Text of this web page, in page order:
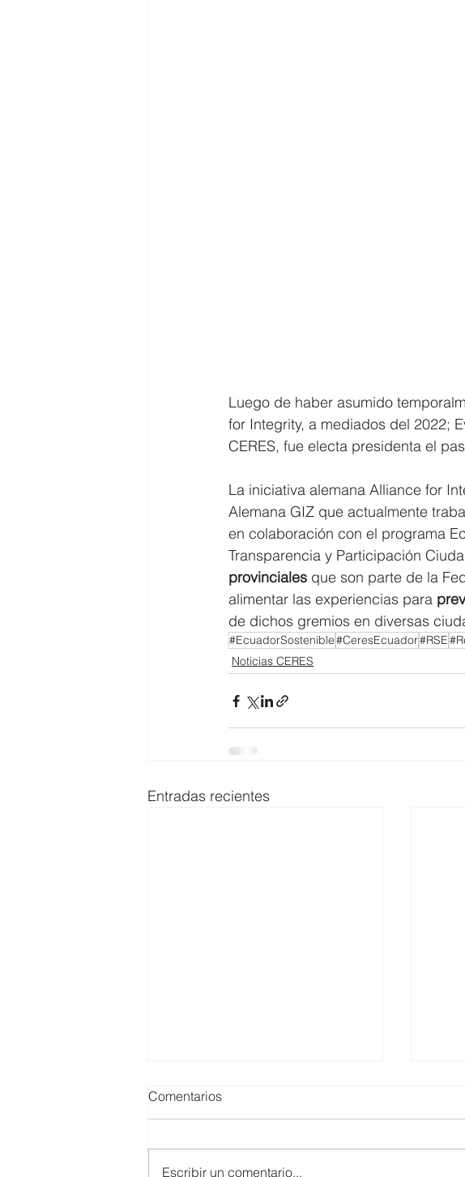
Luego de haber asumido
for Integrity, a mediados del 2022;
CERES, fue electa presidenta el
La iniciativa alemana Alliance for
Alemana GIZ que actualmente
en colaboración con el programa
Transparencia y Participación
provinciales que son parte de la
alimentar las experiencias para
de dichos gremios en diversas
#EcuadorSostenible#CeresEcuador#RSE
Noticias CERES
Entradas recientes
Comentarios
Escribir un comentario...